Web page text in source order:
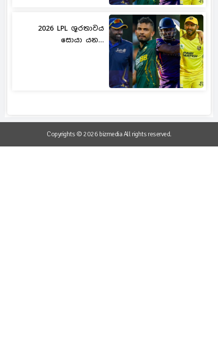
2026 LPL ශූරතාවය
සොයා යන...
Copyrights © 2026 bizmedia All rights reserved.